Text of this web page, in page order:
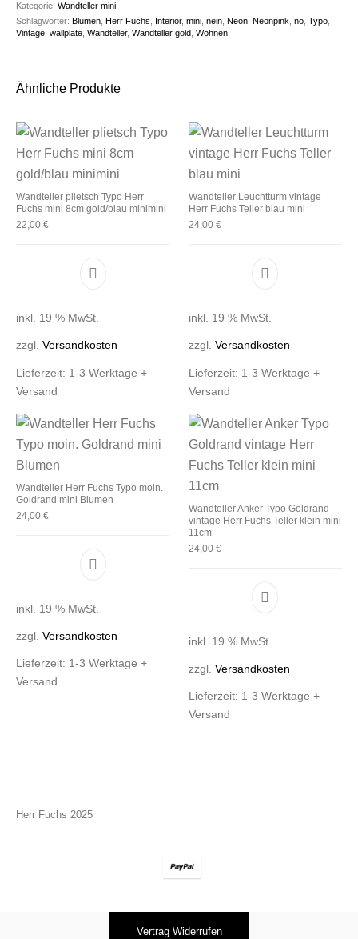
Kategorie:Wandteller mini
Schlagwörter: Blumen Herr Fuchs Interior,mini ,nein Neon Neonpink ,nö ,Typo
Vintage ,wallplate ,Wandteller,Wandteller gold ,Wohnen
Ähnliche Produkte
Wandteller plietsch Typo Herr
Fuchs mini 8cm gold/blau minimini
22,00€
inkl. 19 % MwSt.
zzgl.Versandkosten
Lieferzeit: 1-3 Werktage +
Versand
Wandteller Leuchtturm vintage
Herr Fuchs Teller blau mini
24,00 €
inkl. 19 % MwSt.
zzgl. Versandkosten
Lieferzeit: 1-3 Werktage +
Versand
Wandteller Herr Fuchs Typo moin.
Goldrand mini Blumen
24,00€
inkl. 19 % MwSt.
zzgl.Versandkosten
Lieferzeit: 1-3 Werktage +
Versand
Wandteller Anker Typo Goldrand
vintage Herr Fuchs Teller klein mini
11cm
24,00 €
inkl. 19 % MwSt.
zzgl. Versandkosten
Lieferzeit: 1-3 Werktage +
Versand
Herr Fuchs 2025
Vertrag Widerrufen